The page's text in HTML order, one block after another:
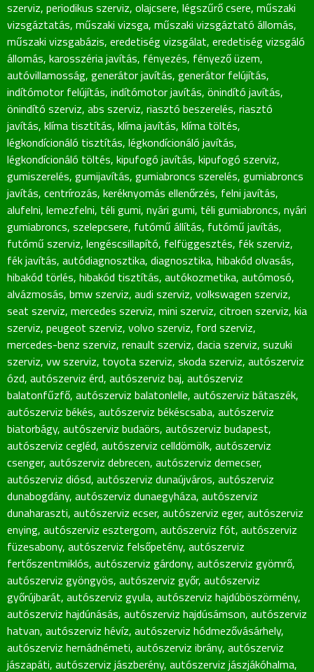
szerviz, periodikus szerviz, olajcsere, légszűrő csere, műszaki
vizsgáztatás, műszaki vizsga, műszaki vizsgáztató állomás,
műszaki vizsgabázis, eredetiség vizsgálat, eredetiség vizsgáló
állomás, karosszéria javítás, fényezés, fényező üzem,
autóvillamosság, generátor javítás, generátor felújítás,
indítómotor felújítás, indítómotor javítás, önindító javítás,
önindító szerviz, abs szerviz, riasztó beszerelés, riasztó
javítás, klíma tisztítás, klíma javítás, klíma töltés,
légkondícionáló tisztítás, légkondícionáló javítás,
légkondícionáló töltés, kipufogó javítás, kipufogó szerviz,
gumiszerelés, gumijavítás, gumiabroncs szerelés, gumiabroncs
javítás, centrírozás, keréknyomás ellenőrzés, felni javítás,
alufelni, lemezfelni, téli gumi, nyári gumi, téli gumiabroncs, nyári
gumiabroncs, szelepcsere, futómű állítás, futómű javítás,
futómű szerviz, lengéscsillapító, felfüggesztés, fék szerviz,
fék javítás, autódiagnosztika, diagnosztika, hibakód olvasás,
hibakód törlés, hibakód tisztítás, autókozmetika, autómosó,
alvázmosás, bmw szerviz, audi szerviz, volkswagen szerviz,
seat szerviz, mercedes szerviz, mini szerviz, citroen szerviz, kia
szerviz, peugeot szerviz, volvo szerviz, ford szerviz,
mercedes-benz szerviz, renault szerviz, dacia szerviz, suzuki
szerviz, vw szerviz, toyota szerviz, skoda szerviz, autószerviz
ózd, autószerviz érd, autószerviz baj, autószerviz
balatonfűzfő, autószerviz balatonlelle, autószerviz bátaszék,
autószerviz békés, autószerviz békéscsaba, autószerviz
biatorbágy, autószerviz budaörs, autószerviz budapest,
autószerviz cegléd, autószerviz celldömölk, autószerviz
csenger, autószerviz debrecen, autószerviz demecser,
autószerviz diósd, autószerviz dunaújváros, autószerviz
dunabogdány, autószerviz dunaegyháza, autószerviz
dunaharaszti, autószerviz ecser, autószerviz eger, autószerviz
enying, autószerviz esztergom, autószerviz fót, autószerviz
füzesabony, autószerviz felsőpetény, autószerviz
fertőszentmiklós, autószerviz gárdony, autószerviz gyömrő,
autószerviz gyöngyös, autószerviz győr, autószerviz
győrújbarát, autószerviz gyula, autószerviz hajdúböszörmény,
autószerviz hajdúnásás, autószerviz hajdúsámson, autószerviz
hatvan, autószerviz hévíz, autószerviz hódmezővásárhely,
autószerviz hernádnémeti, autószerviz ibrány, autószerviz
jászapáti, autószerviz jászberény, autószerviz jászjákóhalma,